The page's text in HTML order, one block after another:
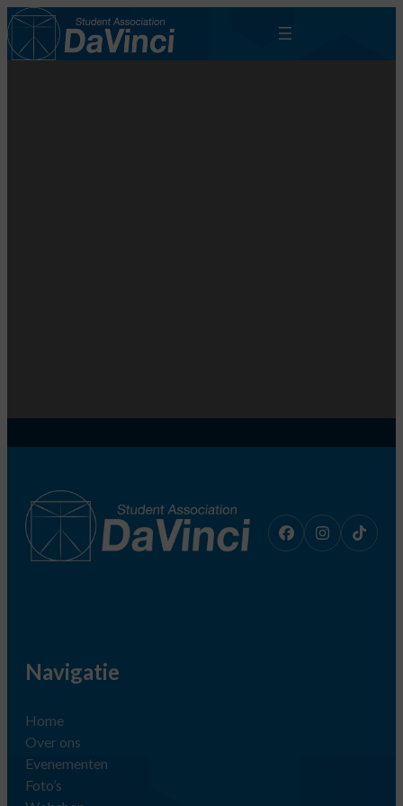
Navigatie
Home
Over ons
Evenementen
Foto’s